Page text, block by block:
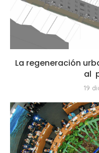
La regeneración
al
19